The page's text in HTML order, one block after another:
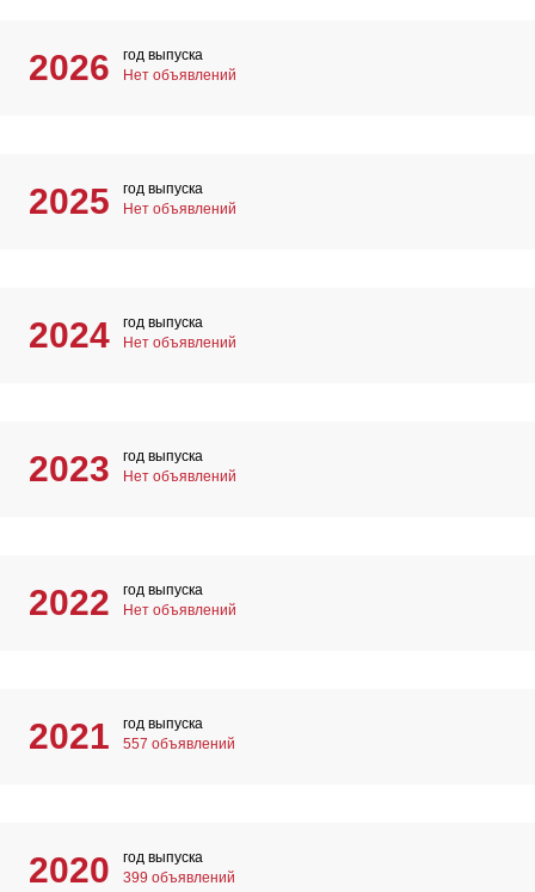
2026
год выпуска
Нет объявлений
2025
год выпуска
Нет объявлений
2024
год выпуска
Нет объявлений
2023
год выпуска
Нет объявлений
2022
год выпуска
Нет объявлений
2021
год выпуска
557 объявлений
2020
год выпуска
399 объявлений